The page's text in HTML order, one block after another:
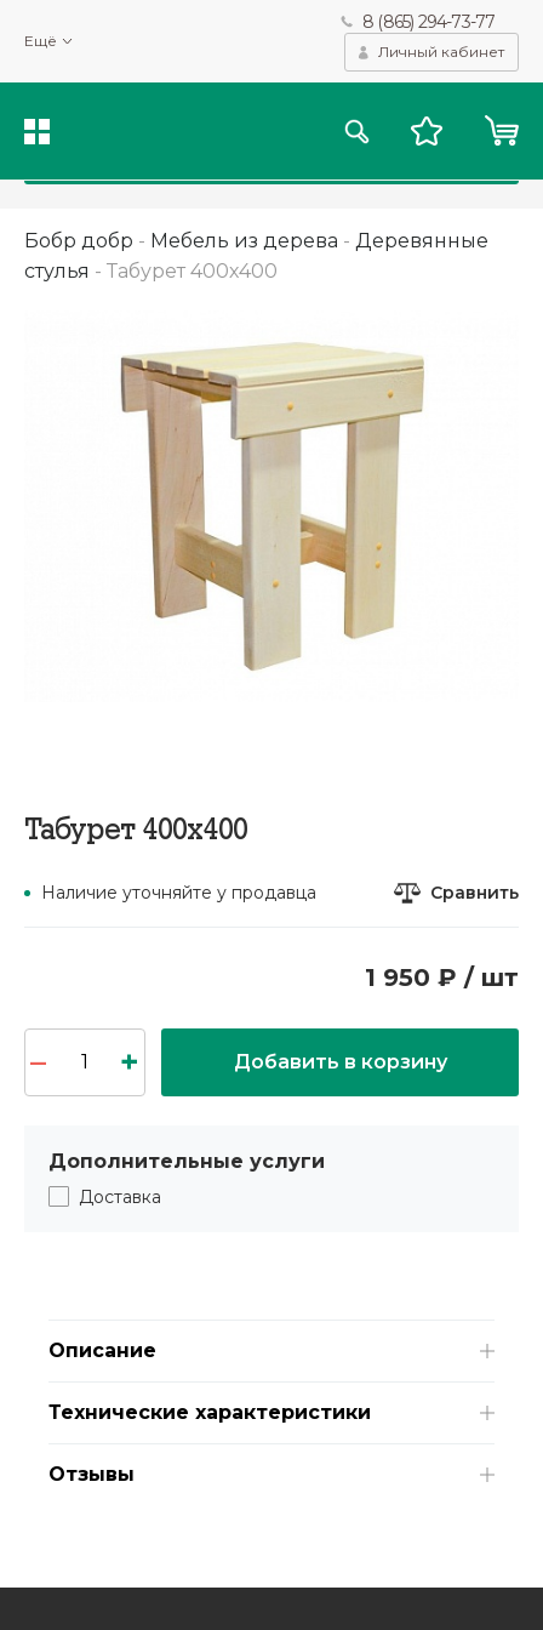
Ещё
8 (865) 294-73-77
Личный кабинет
Бобр добр - Мебель из дерева - Деревянные
стулья - Табурет 400х400
Табурет 400х400
Наличие уточняйте у продавца Сравнить
1 950 ₽ / шт
Добавить в корзину
Дополнительные услуги
Доставка
Описание
Технические характеристики
Отзывы
Мы используем файлы cookie и другие подобные технологии
для получения данных с целью сбора статистики, повышения
качества рекомендаций и предоставления вам возможности
персонализированного просмотра.Подробнее